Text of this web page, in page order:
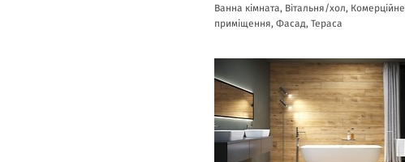
Ванна кімната, Вітальня/хол, Комерційне
приміщення, Фасад, Тераса